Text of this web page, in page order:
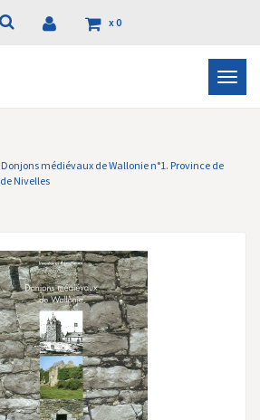
x0
la
médiévaux de Wallonie n°1. Province de
Nivelles